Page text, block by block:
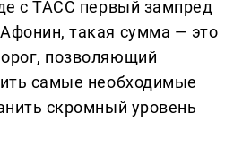
с ТАСС первый зампред
такая сумма — это
позволяющий
самые необходимые
скромный уровень